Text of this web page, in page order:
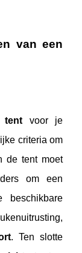
van een
tent voor je
criteria om
de tent moet
om een
beschikbare
. Ten slotte